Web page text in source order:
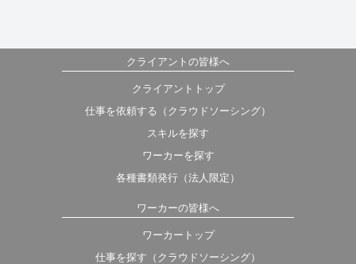
クライアントの皆様へ
クライアントトップ
仕事を依頼する（クラウドソーシング）
スキルを探す
ワーカーを探す
各種書類発行（法人限定）
ワーカーの皆様へ
ワーカートップ
仕事を探す（クラウドソーシング）